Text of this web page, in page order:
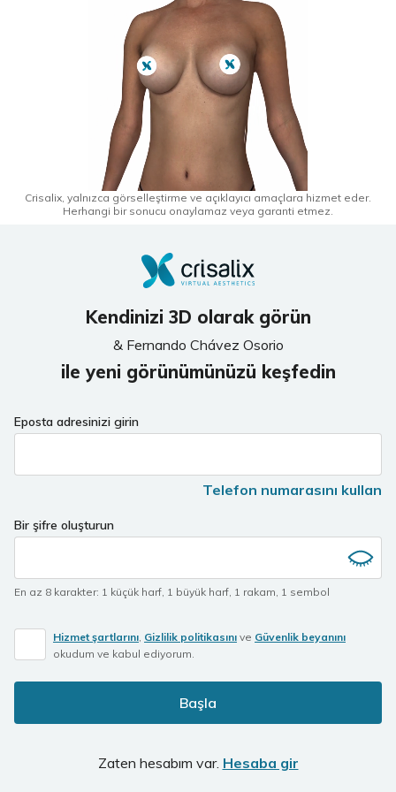
Crisalix, yalnızca görselleştirme ve açıklayıcı amaçlara hizmet eder.
Herhangi bir sonucu onaylamaz veya garanti etmez.
Kendinizi 3D olarak görün
& Fernando Chávez Osorio
ile yeni görünümünüzü keşfedin
Eposta adresinizi girin
Telefon numarasını kullan
Bir şifre oluşturun
En az 8 karakter: 1 küçük harf, 1 büyük harf, 1 rakam, 1 sembol
Hizmet şartlarını, Gizlilik politikasını ve Güvenlik beyanını
okudum ve kabul ediyorum.
Başla
Zaten hesabım var. Hesaba gir